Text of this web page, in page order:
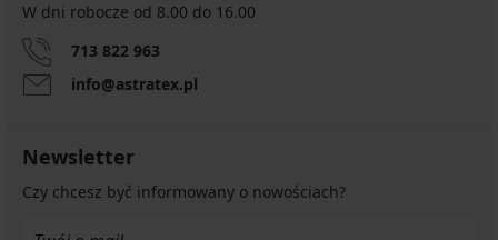
W dni robocze od 8.00 do 16.00
713 822 963
info@astratex.pl
Newsletter
Czy chcesz być informowany o nowościach?